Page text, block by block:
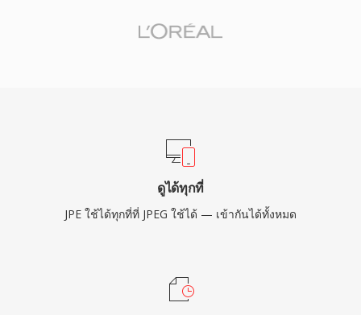
ดูได้ทุกที่
JPE ใช้ได้ทุกที่ที่ JPEG ใช้ได้ — เข้ากันได้ทั้งหมด